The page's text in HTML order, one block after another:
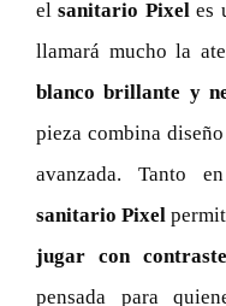
elsanitario Pixel es
llamará mucho la
blanco brillante y
pieza combina
avanzada. Tanto
sanitario Pixel
jugar con
pensada para